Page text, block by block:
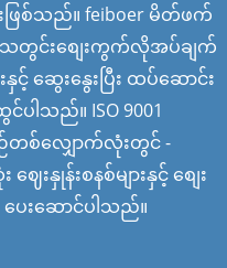
ြစ်သည်။ feiboer မိတ်ဖက်
တွင်းစျေးကွက်လိုအပ်ချက်
ဆွေးနွေးပြီး ထပ်ဆောင်း
ပါသည်။ ISO 9001
စ်လျှောက်လုံးတွင် -
န်းစနစ်များနှင့် စျေး
ပေးဆောင်ပါသည်။